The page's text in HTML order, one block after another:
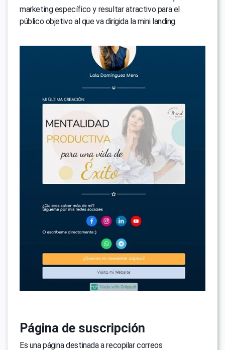
marketing específico y resultar atractivo para el
público objetivo al que va dirigida la mini landing.
Página de suscripción
Es una página destinada a recopilar correos